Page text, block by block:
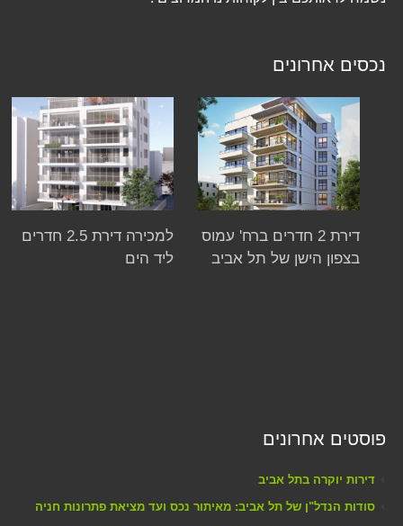
נכסים אחרונים
דירת 2 חדרים ברח' עמוס
בצפון הישן של תל אביב
למכירה דירת 2.5 חדרים
ליד הים
פוסטים אחרונים
דירות יוקרה בתל אביב
סודות הנדל"ן של תל אביב: מאיתור נכס ועד מציאת פתרונות חניה